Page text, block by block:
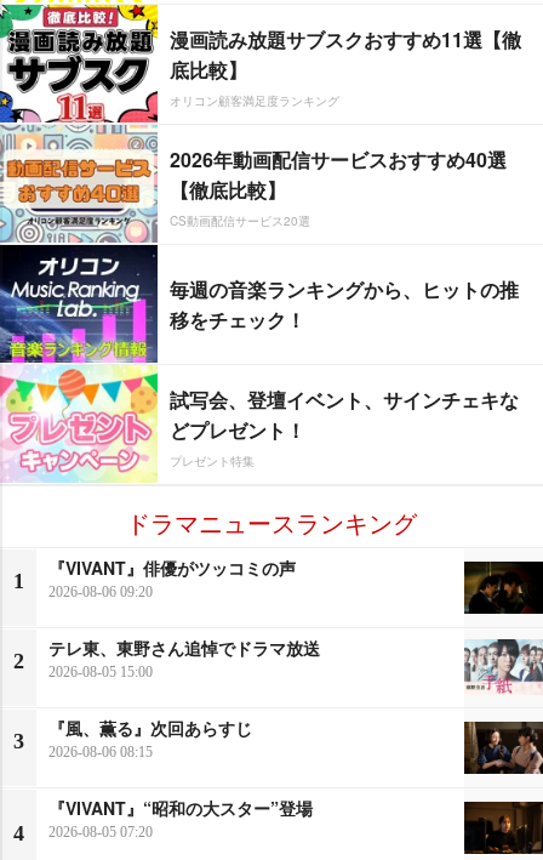
漫画読み放題サブスクおすすめ11選【徹
底比較】
オリコン顧客満足度ランキング
2026年動画配信サービスおすすめ40選
【徹底比較】
CS動画配信サービス20選
毎週の音楽ランキングから、ヒットの推
移をチェック！
試写会、登壇イベント、サインチェキな
どプレゼント！
プレゼント特集
ドラマニュースランキング
1
『VIVANT』俳優がツッコミの声
2026-08-06 09:20
2
テレ東、東野さん追悼でドラマ放送
2026-08-05 15:00
3
『風、薫る』次回あらすじ
2026-08-06 08:15
4
『VIVANT』“昭和の大スター”登場
2026-08-05 07:20